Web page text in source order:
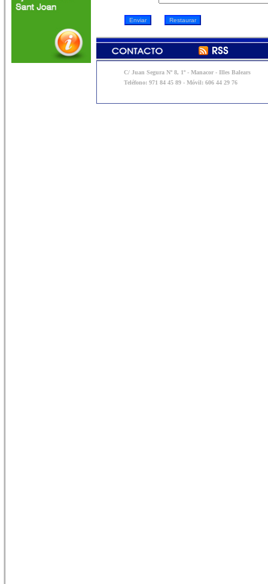
C/ Juan Segura Nº 8, 1º - Manacor - Illes Balears
Teléfono: 971 84 45 89 - Móvil: 606 44 29 76